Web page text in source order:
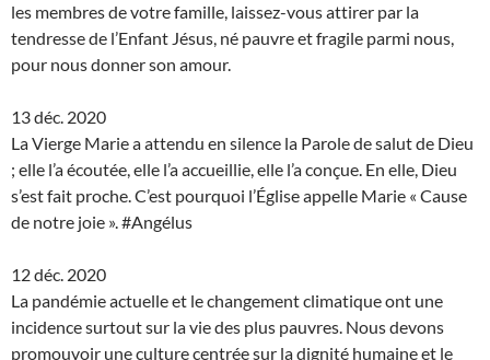
les membres de votre famille, laissez-vous attirer par la
tendresse de l’Enfant Jésus, né pauvre et fragile parmi nous,
pour nous donner son amour.
13 déc. 2020
La Vierge Marie a attendu en silence la Parole de salut de Dieu
; elle l’a écoutée, elle l’a accueillie, elle l’a conçue. En elle, Dieu
s’est fait proche. C’est pourquoi l’Église appelle Marie « Cause
de notre joie ». #Angélus
12 déc. 2020
La pandémie actuelle et le changement climatique ont une
incidence surtout sur la vie des plus pauvres. Nous devons
promouvoir une culture centrée sur la dignité humaine et le